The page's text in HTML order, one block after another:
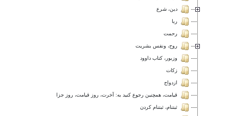
دين، شرع
ربا
رحمت
روح، ونفس بشريت
وزبور، كتاب داوود
زكات
ازدواج
قیامت، همچنین رجوع کنید به: آخرت، روز قیامت، روز جزا
ثبتنام، ثبتنام كردن